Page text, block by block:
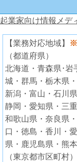
起業家向け情報メデ
【業務対応地域】
※
（都道府県）
北海道・青森県･岩
城・群馬・栃木県
新潟・富山・石川
静岡・愛知県・三
和歌山県・奈良県
口・徳島・香川・
県・鹿児島県・熊
（東京都市区町村）